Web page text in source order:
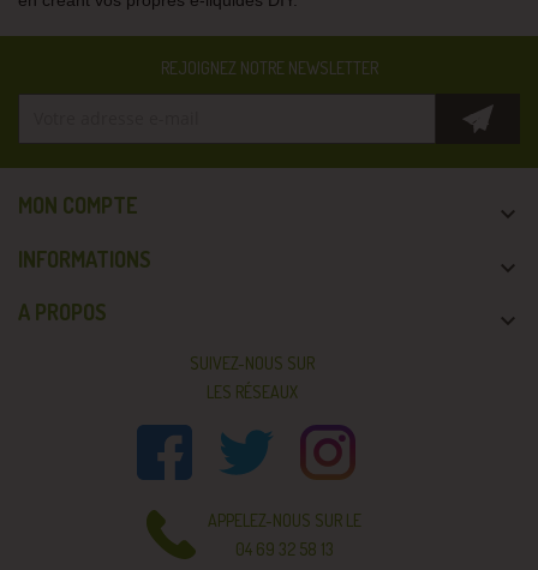
REJOIGNEZ NOTRE NEWSLETTER
MON COMPTE 
INFORMATIONS 
A PROPOS 
SUIVEZ-NOUS SUR
LES RÉSEAUX
APPELEZ-NOUS SUR LE
04 69 32 58 13